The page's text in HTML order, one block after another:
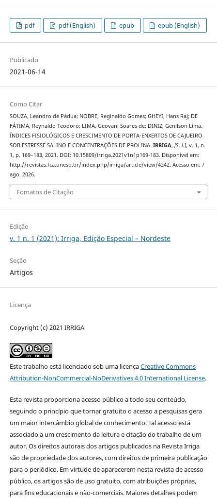
pdf pdf (English) epub epub (English)
Publicado
2021-06-14
Como Citar
SOUZA, Leandro de Pádua; NOBRE, Reginaldo Gomes; GHEYI, Hans Raj; DE
FÁTIMA, Reynaldo Teodoro; LIMA, Geovani Soares de; DINIZ, Genilson Lima.
ÍNDICES FISIOLÓGICOS E CRESCIMENTO DE PORTA-ENXERTOS DE CAJUEIRO
SOB ESTRESSE SALINO E CONCENTRAÇÕES DE PROLINA. IRRIGA, [S. l.], v. 1, n.
1, p. 169–183, 2021. DOI: 10.15809/irriga.2021v1n1p169-183. Disponível em:
http://revistas.fca.unesp.br/index.php/irriga/article/view/4242. Acesso em: 7
ago. 2026.
Fomatos de Citação
Edição
v. 1 n. 1 (2021): Irriga, Edição Especial – Nordeste
Seção
Artigos
Licença
Copyright (c) 2021 IRRIGA
Este trabalho está licenciado sob uma licençaCreative Commons
Attribution-NonCommercial-NoDerivatives 4.0 International License.
Esta revista proporciona acesso público a todo seu conteúdo,
seguindo o princípio que tornar gratuito o acesso a pesquisas gera
um maior intercâmbio global de conhecimento. Tal acesso está
associado a um crescimento da leitura e citação do trabalho de um
autor. Os direitos autorais dos artigos publicados na Revista Irriga
são de propriedade dos autores, com direitos de primeira publicação
para o periódico. Em virtude de aparecerem nesta revista de acesso
público, os artigos são de uso gratuito, com atribuições próprias,
para fins educacionais e não-comerciais. Maiores detalhes podem